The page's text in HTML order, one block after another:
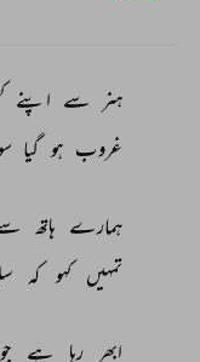
ہنر سے اپنے
غروب ہو گیا
ہمارے ہاتھ
تمہیں کہو کہ
ابھر رہا ہے جو